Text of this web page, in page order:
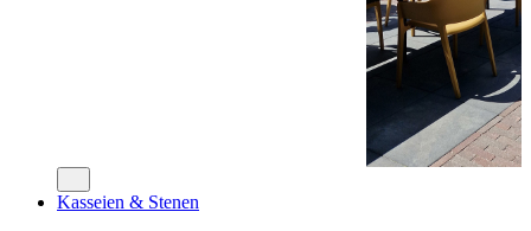
Kasseien & Stenen